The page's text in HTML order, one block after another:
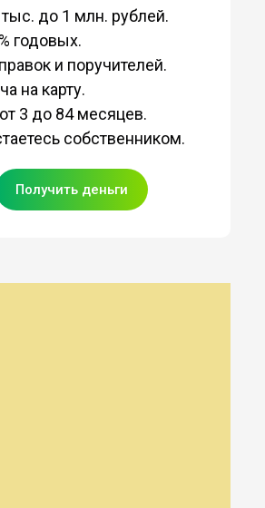
до 1 млн. рублей.
годовых.
и поручителей.
на карту.
3 до 84 месяцев.
собственником.
Получить деньги